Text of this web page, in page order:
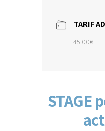
TARIF
45.00€
STAGE